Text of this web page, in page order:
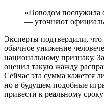
«Поводом послужила
— уточняют
Эксперты подтвердили,
обычное унижение
национальному признаку.
оценил такую жажду
Сейчас эта сумма кажется
но в будущем подобные
привести к реальному